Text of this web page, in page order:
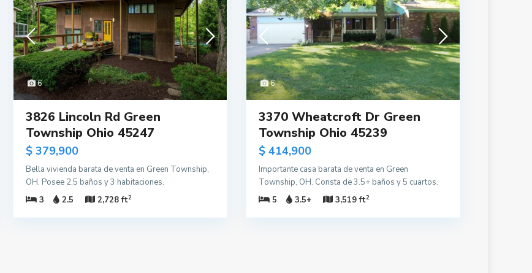
6
3826 Lincoln Rd Green
Township Ohio 45247
$ 379,900
Bella vivienda barata de venta en Green Township,
OH. Posee 2.5 baños y 3 habitaciones.
3
2.5 2,728 ft2
6
3370 Wheatcroft Dr Green
Township Ohio 45239
$ 414,900
Importante casa barata de venta en Green
Township, OH. Consta de 3.5+ baños y 5 cuartos.
5
3.5+ 3,519 ft2